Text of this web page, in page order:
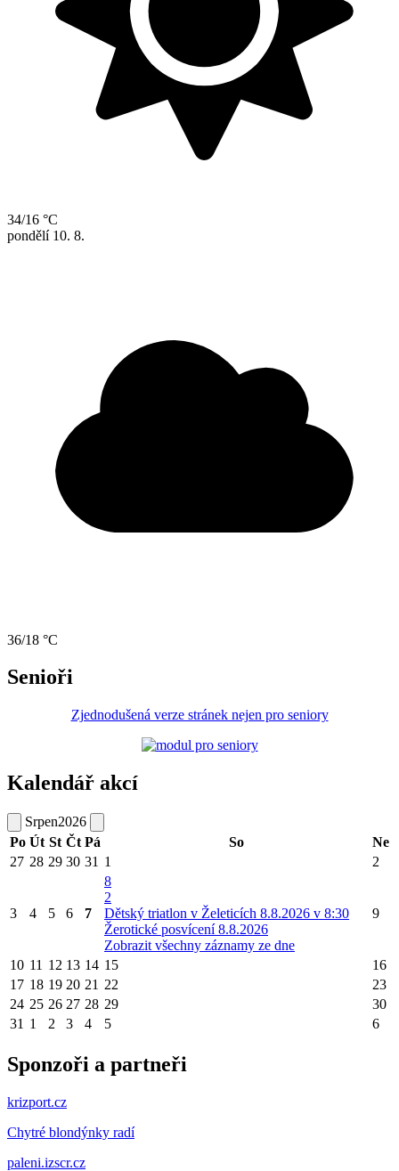
34/16 °C
pondělí 10. 8.
36/18 °C
Senioři
Zjednodušená verze stránek nejen pro seniory
Kalendář akcí
Srpen2026
Po Út St Čt Pá So
Ne
27 28 29 30 31 1 2
3 4 5 6 7
8
2
Dětský triatlon v Želeticích 8.8.2026 v 8:30
Žerotické posvícení 8.8.2026
Zobrazit všechny záznamy ze dne
9
10 11 12 13 14 15
16
17 18 19 20 21 22
23
24 25 26 27 28 29
30
31 1 2 3 4 5 6
Sponzoři a partneři
krizport.cz
Chytré blondýnky radí
paleni.izscr.cz